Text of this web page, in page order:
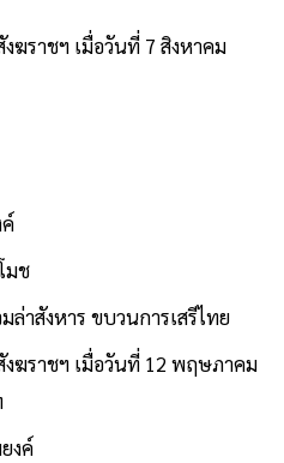
ฆราชฯ เมื่อวันที่ 7 สิงหาคม
มช
าสังหาร ขบวนการเสรีไทย
งฆราชฯ เมื่อวันที่ 12 พฤษภาคม
งค์